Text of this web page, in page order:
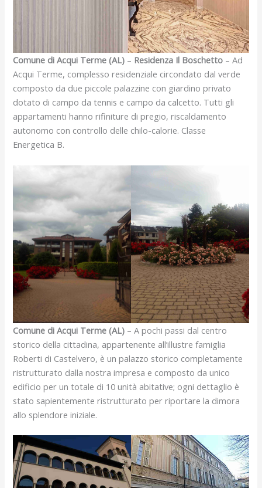
Comune di Acqui Terme (AL) – Residenza Il Boschetto – Ad
Acqui Terme, complesso residenziale circondato dal verde
composto da due piccole palazzine con giardino privato
dotato di campo da tennis e campo da calcetto. Tutti gli
appartamenti hanno rifiniture di pregio, riscaldamento
autonomo con controllo delle chilo-calorie. Classe
Energetica B.
Comune di Acqui Terme (AL) – A pochi passi dal centro
storico della cittadina, appartenente all’illustre famiglia
Roberti di Castelvero, è un palazzo storico completamente
ristrutturato dalla nostra impresa e composto da unico
edificio per un totale di 10 unità abitative; ogni dettaglio è
stato sapientemente ristrutturato per riportare la dimora
allo splendore iniziale.